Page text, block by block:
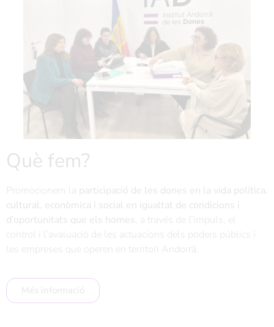
Què fem?
Promocionem la participació de les dones en la vida política,
cultural, econòmica i social en igualtat de condicions i
d’oportunitats que els homes, a través de l’impuls, el
control i l’avaluació de les actuacions dels poders públics i
les empreses que operen en territori Andorrà.
Més informació